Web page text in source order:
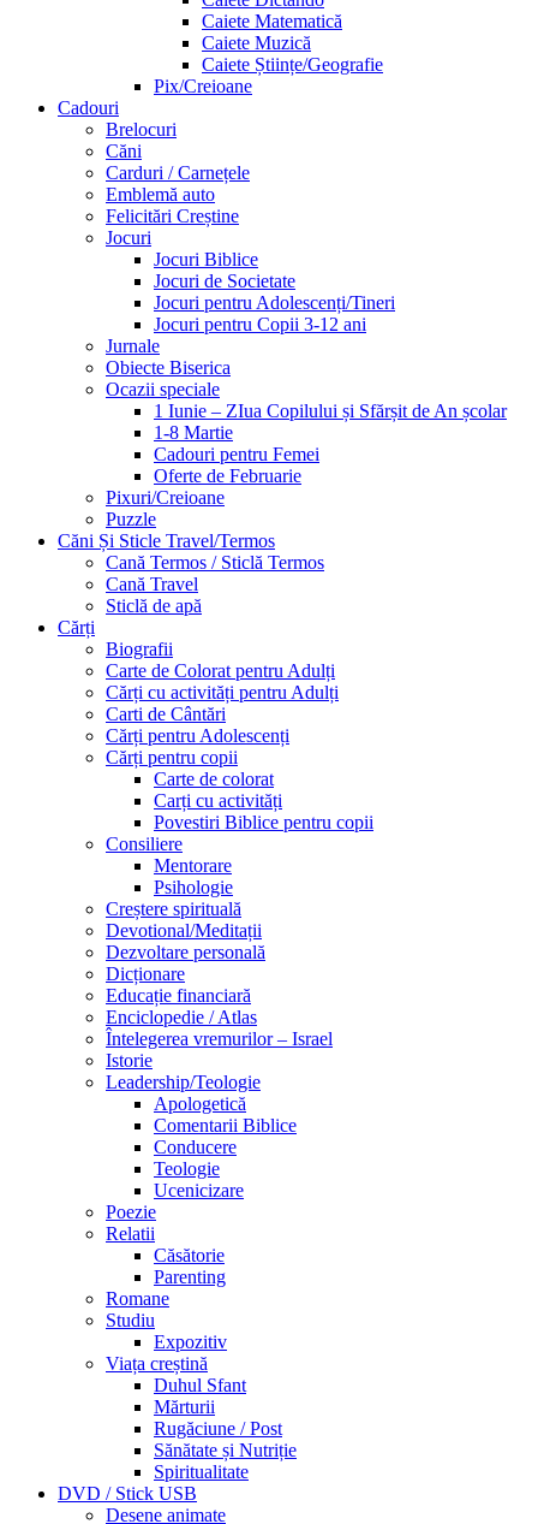
Caiete Matematică
Caiete Muzică
Caiete Științe/Geografie
Pix/Creioane
Cadouri
Brelocuri
Căni
Carduri / Carnețele
Emblemă auto
Felicitări Creștine
Jocuri
Jocuri Biblice
Jocuri de Societate
Jocuri pentru Adolescenți/Tineri
Jocuri pentru Copii 3-12 ani
Jurnale
Obiecte Biserica
Ocazii speciale
1 Iunie – ZIua Copilului și Sfărșit de An școlar
1-8 Martie
Cadouri pentru Femei
Oferte de Februarie
Pixuri/Creioane
Puzzle
Căni Și Sticle Travel/Termos
Cană Termos / Sticlă Termos
Cană Travel
Sticlă de apă
Cărți
Biografii
Carte de Colorat pentru Adulți
Cărți cu activități pentru Adulți
Carti de Cântări
Cărți pentru Adolescenți
Cărți pentru copii
Carte de colorat
Carți cu activități
Povestiri Biblice pentru copii
Consiliere
Mentorare
Psihologie
Creștere spirituală
Devotional/Meditații
Dezvoltare personală
Dicționare
Educație financiară
Enciclopedie / Atlas
Întelegerea vremurilor – Israel
Istorie
Leadership/Teologie
Apologetică
Comentarii Biblice
Conducere
Teologie
Ucenicizare
Poezie
Relatii
Căsătorie
Parenting
Romane
Studiu
Expozitiv
Viața creștină
Duhul Sfant
Mărturii
Rugăciune / Post
Sănătate și Nutriție
Spiritualitate
DVD / Stick USB
Desene animate